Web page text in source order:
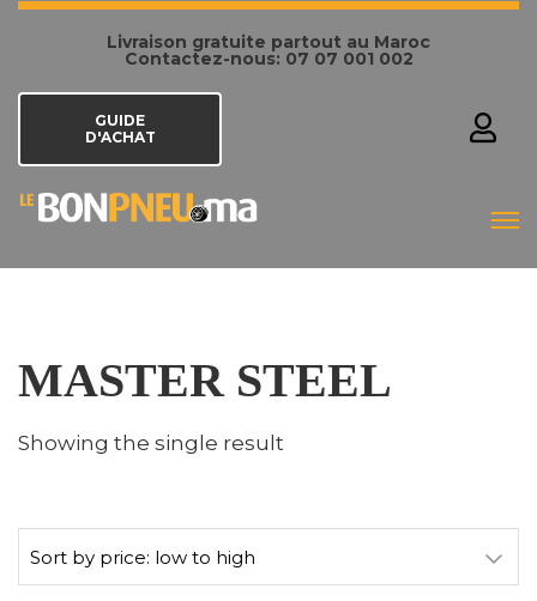
Livraison gratuite partout au Maroc
Contactez-nous: 07 07 001 002
GUIDE
D'ACHAT
MASTER STEEL
Showing the single result